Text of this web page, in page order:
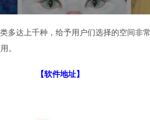
多达上千种，给予用户们选择的空间
。
【软件地址】